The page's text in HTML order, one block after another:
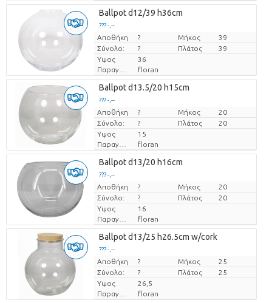
Ballpot d12/39 h36cm
??? -,--
Τιμή ανά τεμάχιο
Αποθήκη ? Μήκος
39
Σύνολο:
? Πλάτος
39
Υψος
36
Παραγωγός
floran
Ballpot d13.5/20 h15cm
??? -,--
Τιμή ανά τεμάχιο
Αποθήκη ? Μήκος
20
Σύνολο:
? Πλάτος
20
Υψος
15
Παραγωγός
floran
Ballpot d13/20 h16cm
??? -,--
Τιμή ανά τεμάχιο
Αποθήκη ? Μήκος
20
Σύνολο:
? Πλάτος
20
Υψος
16
Παραγωγός
floran
Ballpot d13/25 h26.5cm w/cork
??? -,--
Τιμή ανά τεμάχιο
Αποθήκη ? Μήκος
25
Σύνολο:
? Πλάτος
25
Υψος
26,5
Παραγωγός
floran